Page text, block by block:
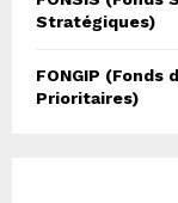
Stratégiques)
FONGIP
Prioritaires)